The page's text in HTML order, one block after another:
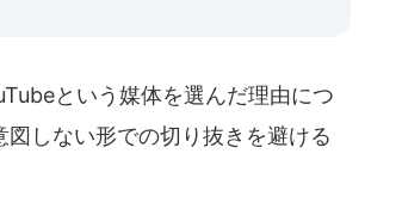
という媒体を選んだ理由につ
しない形での切り抜きを避ける